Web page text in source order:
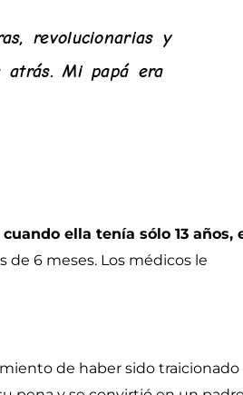
revolucionarias y
atrás. Mi papá era
ella tenía sólo 13 años,
de 6 meses. Los médicos le
de haber sido traicionado